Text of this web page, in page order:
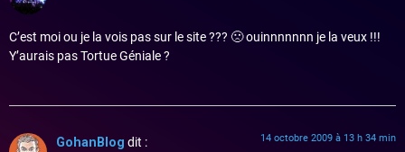
C’est moi ou je la vois pas sur le site ??? 🙁 ouinnnnnnn je la veux !!!
Y’aurais pas Tortue Géniale ?
GohanBlog dit : 14 octobre 2009 à 13 h 34 min